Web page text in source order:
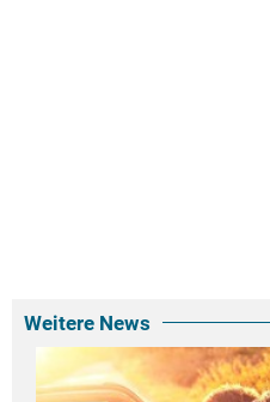
Weitere News